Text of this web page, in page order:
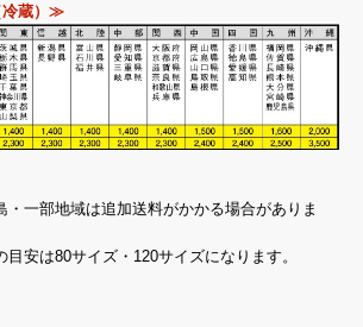
冷蔵）≫
一部地域は追加送料がかかる場合がありま
安は80サイズ・120サイズになります。